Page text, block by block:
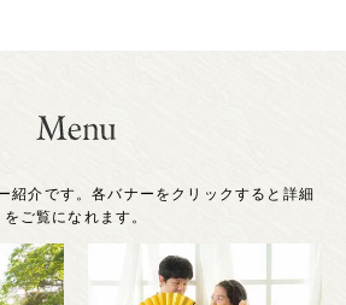
紹介です。各バナーをクリックすると詳細
をご覧になれます。